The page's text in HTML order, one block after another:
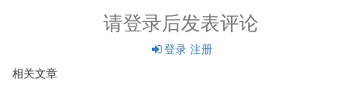
请登录后发表评论
登录 注册
相关文章